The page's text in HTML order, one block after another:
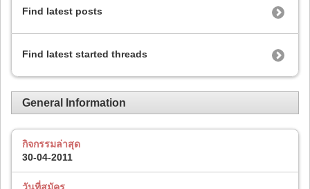
Find latest posts
Find latest started threads
General Information
กิจกรรมล่าสุด
30-04-2011
วันที่สมัคร